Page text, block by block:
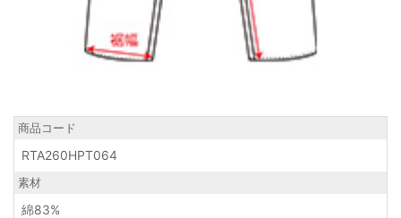
商品コード
RTA260HPT064
素材
綿83%